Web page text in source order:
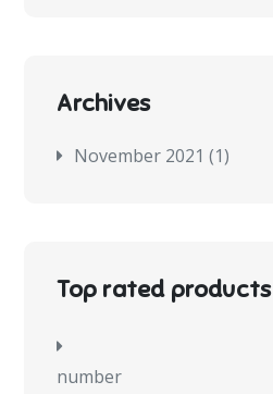
Archives
November 2021 (1)
Top rated products
number